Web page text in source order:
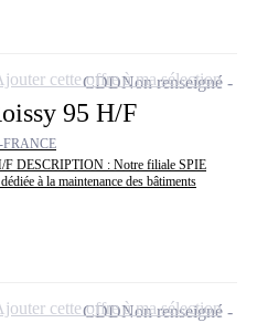
95 H/F
FRANCE
F DESCRIPTION : Notre filiale SPIE
à la maintenance des bâtiments
CDDNon renseigné
cette offre à ma sélection
CDDNon renseigné
cette offre à ma sélection